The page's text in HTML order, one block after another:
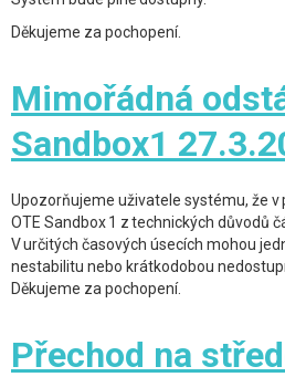
Děkujeme za pochopení.
Mimořádná
Sandbox1
Upozorňujeme uživatele systému, že v
OTE Sandbox 1 z technických důvodů
V určitých časových úsecích mohou
nestabilitu nebo krátkodobou
Děkujeme za pochopení.
Přechod na